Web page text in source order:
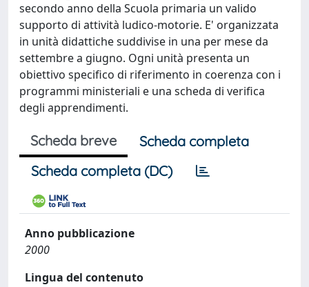
secondo anno della Scuola primaria un valido
supporto di attività ludico-motorie. E' organizzata
in unità didattiche suddivise in una per mese da
settembre a giugno. Ogni unità presenta un
obiettivo specifico di riferimento in coerenza con i
programmi ministeriali e una scheda di verifica
degli apprendimenti.
Scheda breve
Scheda completa
Scheda completa (DC)
Anno pubblicazione
2000
Lingua del contenuto